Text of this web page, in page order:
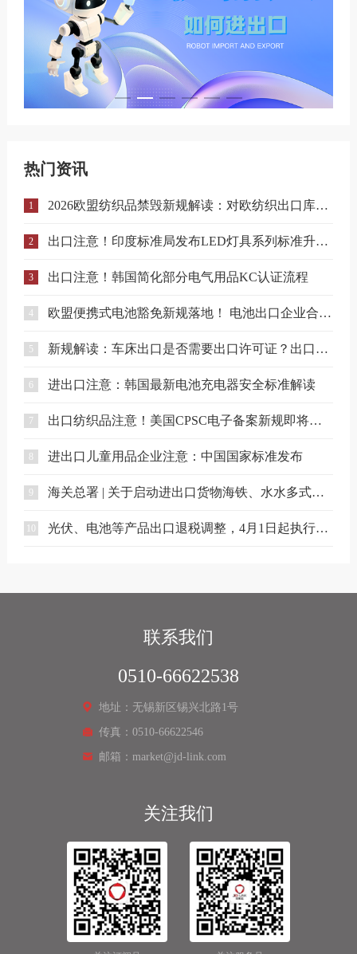
热门资讯
1 2026欧盟纺织品禁毁新规解读：对欧纺织出口库存合规与溯源指南
2 出口注意！印度标准局发布LED灯具系列标准升级实施指南
3 出口注意！韩国简化部分电气用品KC认证流程
4 欧盟便携式电池豁免新规落地！ 电池出口企业合规要点解读
5 新规解读：车床出口是否需要出口许可证？出口合规注意事项
6 进出口注意：韩国最新电池充电器安全标准解读
7 出口纺织品注意！美国CPSC电子备案新规即将实施
8 进出口儿童用品企业注意：中国国家标准发布
9 海关总署 | 关于启动进出口货物海铁、水水多式联运业务模式试点相关事项的公告
10 光伏、电池等产品出口退税调整，4月1日起执行（附详细清单）
联系我们
0510-66622538
地址：无锡新区锡兴北路1号
传真：0510-66622546
邮箱：market@jd-link.com
关注我们